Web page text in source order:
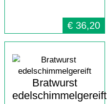
€ 36,20
Bratwurst
edelschimmelgereift